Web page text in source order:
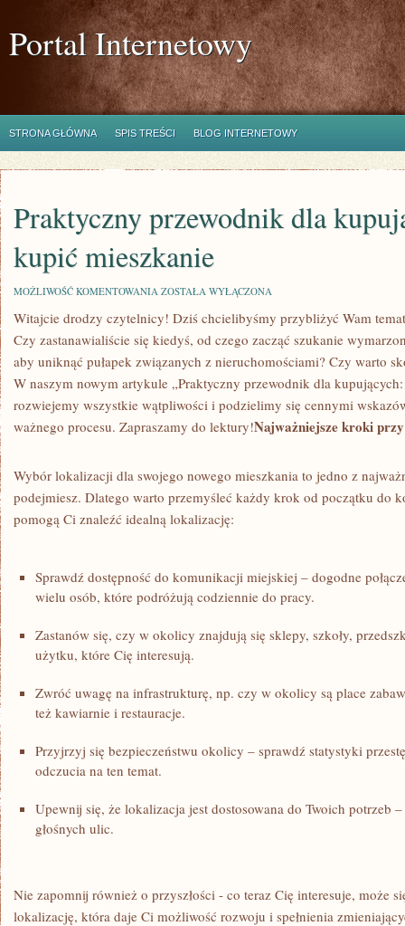
Portal Internetowy
STRONA GŁÓWNA SPIS TREŚCI BLOG INTERNETOWY
Praktyczny przewodnik dla
kupić mieszkanie
MOŻLIWOŚĆ KOMENTOWANIA PRAKTYCZNY
DLA
JAK
KUPIĆ
MIESZKANIE
ZOSTAŁA WYŁĄCZONA
Witajcie drodzy czytelnicy! Dziś ⁤chcielibyśmy przybliżyć Wam
Czy zastanawialiście się kiedyś, od czego zacząć szukanie
aby uniknąć pułapek związanych z⁢ nieruchomościami? Czy warto
W ​naszym nowym ​artykule „Praktyczny przewodnik dla
rozwiejemy wszystkie wątpliwości i podzielimy się cennymi
ważnego procesu. Zapraszamy do lektury!Najważniejsze kroki
Wybór lokalizacji‍ dla swojego nowego mieszkania to jedno z
podejmiesz. Dlatego​ warto przemyśleć każdy krok⁢ od początku⁤ do
pomogą Ci znaleźć idealną lokalizację:
Sprawdź dostępność do komunikacji⁢ miejskiej – dogodne⁤
wielu osób, które podróżują codziennie do pracy.
Zastanów się, czy⁢ w okolicy znajdują się sklepy, szkoły,
użytku, które Cię interesują.
Zwróć uwagę na infrastrukturę, np. czy w ‍okolicy są place
też ​kawiarnie i restauracje.
Przyjrzyj się bezpieczeństwu okolicy – sprawdź ⁣statystyki
odczucia na ten temat.
Upewnij się, że lokalizacja jest dostosowana do Twoich ⁢potrzeb
głośnych ulic.
Nie⁤ zapomnij ​również o przyszłości -⁣ co teraz Cię interesuje, może
lokalizację, która daje Ci możliwość rozwoju i spełnienia